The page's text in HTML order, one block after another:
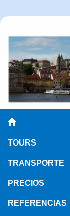
TOURS
TRANSPORTE
PRECIOS
REFERENCIAS